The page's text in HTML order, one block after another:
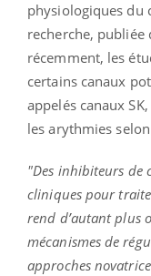
physiologiques du
recherche,
récemment, les
certains canaux
appelés canaux
les arythmies
"Des inhibiteurs de
cliniques pour
rend d’autant plus
mécanismes de
approches